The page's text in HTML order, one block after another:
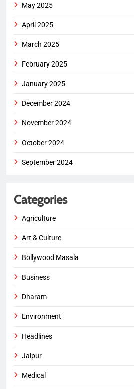
May 2025
April 2025
March 2025
February 2025
January 2025
December 2024
November 2024
October 2024
September 2024
Categories
Agriculture
Art & Culture
Bollywood Masala
Business
Dharam
Environment
Headlines
Jaipur
Medical